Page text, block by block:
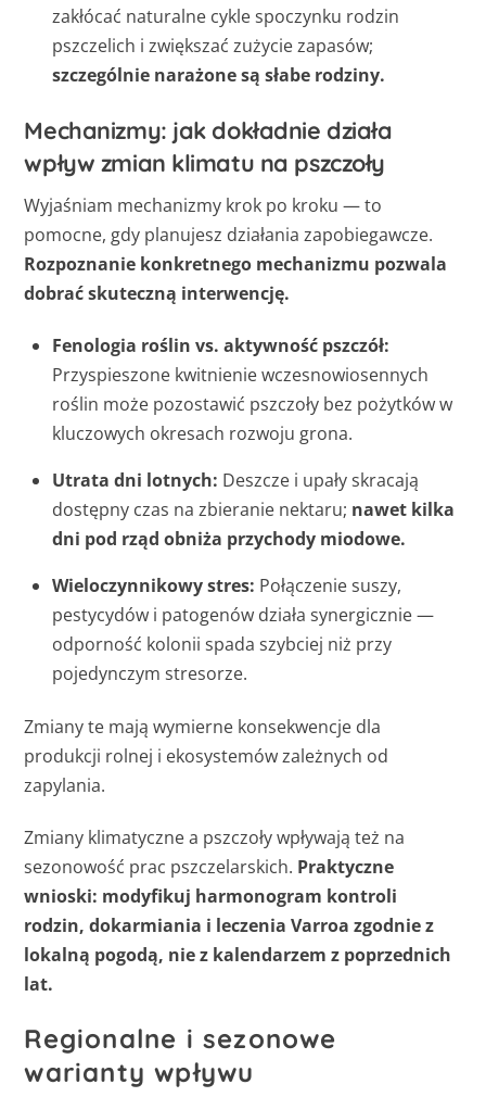
zakłócać naturalne cykle spoczynku rodzin
pszczelich i zwiększać zużycie zapasów;
szczególnie narażone są słabe rodziny.
Mechanizmy: jak dokładnie działa
wpływ zmian klimatu na pszczoły
Wyjaśniam mechanizmy krok po kroku — to
pomocne, gdy planujesz działania zapobiegawcze.
Rozpoznanie konkretnego mechanizmu pozwala
dobrać skuteczną interwencję.
Fenologia roślin vs. aktywność pszczół:
Przyspieszone kwitnienie wczesnowiosennych
roślin może pozostawić pszczoły bez pożytków w
kluczowych okresach rozwoju grona.
Utrata dni lotnych: Deszcze i upały skracają
dostępny czas na zbieranie nektaru; nawet kilka
dni pod rząd obniża przychody miodowe.
Wieloczynnikowy stres: Połączenie suszy,
pestycydów i patogenów działa synergicznie —
odporność kolonii spada szybciej niż przy
pojedynczym stresorze.
Zmiany te mają wymierne konsekwencje dla
produkcji rolnej i ekosystemów zależnych od
zapylania.
Zmiany klimatyczne a pszczoły wpływają też na
sezonowość prac pszczelarskich. Praktyczne
wnioski: modyfikuj harmonogram kontroli
rodzin, dokarmiania i leczenia Varroa zgodnie z
lokalną pogodą, nie z kalendarzem z poprzednich
lat.
Regionalne i sezonowe
warianty wpływu